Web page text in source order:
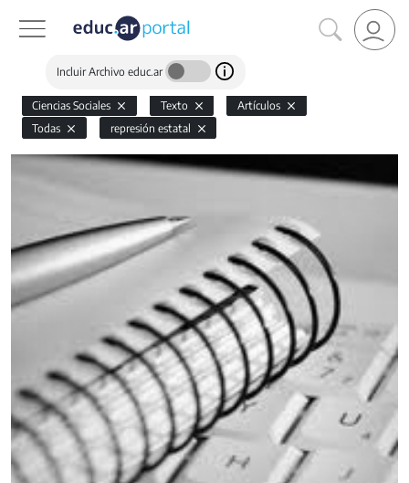
Incluir Archivo educ.ar
Ciencias Sociales Texto
Artículos
Todas
represión estatal